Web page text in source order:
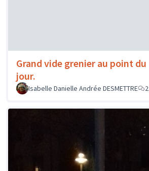
Grand vide grenier au point du
jour.
Isabelle Danielle Andrée DESMETTRE
2